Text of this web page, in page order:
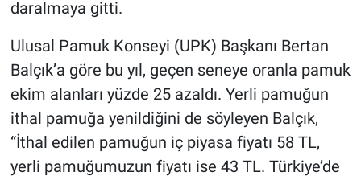
daralmaya gitti.
Ulusal Pamuk Konseyi (UPK) Başkanı Bertan
Balçık’a göre bu yıl, geçen seneye oranla pamuk
ekim alanları yüzde 25 azaldı. Yerli pamuğun
ithal pamuğa yenildiğini de söyleyen Balçık,
“İthal edilen pamuğun iç piyasa fiyatı 58 TL,
yerli pamuğumuzun fiyatı ise 43 TL. Türkiye’de